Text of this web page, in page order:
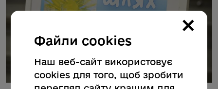
×
Файли cookies
Наш веб-сайт використовує
cookies для того, щоб зробити